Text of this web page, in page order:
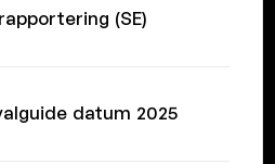
(SE)
datum 2025